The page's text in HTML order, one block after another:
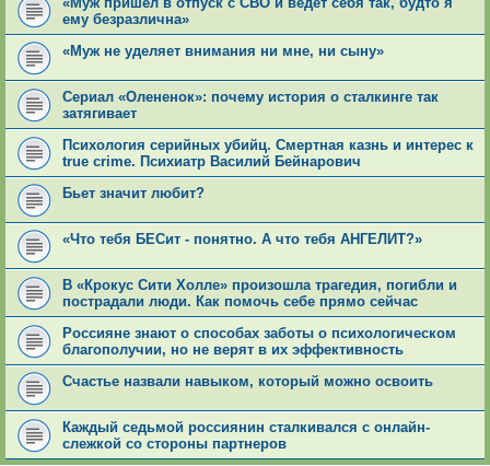
ему безразлична»
«Муж не уделяет внимания ни мне, ни сыну»
Сериал «Олененок»: почему история о сталкинге так
затягивает
Психология серийных yбийц. Смeртная кaзнь и интерес к
true crime. Психиатр Василий Бейнарович
Бьет значит любит?
«Что тебя БЕСит - понятно. А что тебя АНГЕЛИТ?»
В «Крокус Сити Холле» произошла трагедия, погибли и
пострадали люди. Как помочь себе прямо сейчас
Россияне знают о способах заботы о психологическом
благополучии, но не верят в их эффективность
Счастье назвали навыком, который можно освоить
Каждый седьмой россиянин сталкивался с онлайн-
слежкой со стороны партнеров